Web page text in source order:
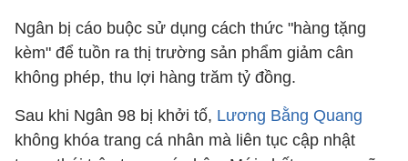
Ngân bị cáo buộc sử dụng cách thức "hàng tặng
kèm" để tuồn ra thị trường sản phẩm giảm cân
không phép, thu lợi hàng trăm tỷ đồng.
Sau khi Ngân 98 bị khởi tố, Lương Bằng Quang
không khóa trang cá nhân mà liên tục cập nhật